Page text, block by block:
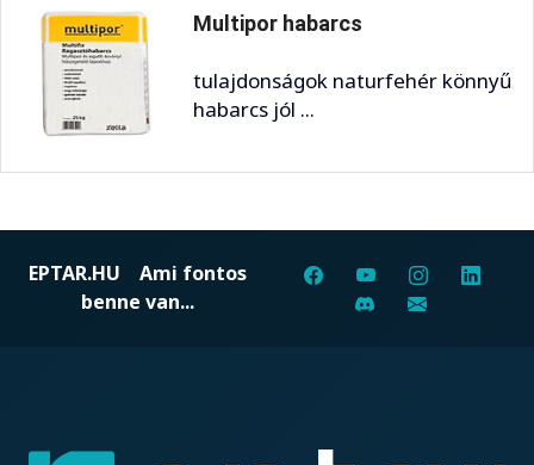
Multipor habarcs
tulajdonságok naturfehér könnyű
habarcs jól ...
EPTAR.HU Ami fontos
benne van...